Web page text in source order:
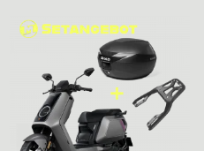
Menge